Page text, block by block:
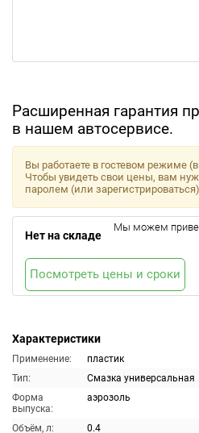
Расширенная гарантия
в нашем автосервисе.
Характеристики
Применение:
пластик
Тип:
Смазка универсальная
Форма
выпуска:
аэрозоль
Объём, л:
0.4
Вы работаете в гостевом режиме
Чтобы увидеть свои цены, вам
паролем (или
Нет на складе
Мы можем
Посмотреть цены и сроки